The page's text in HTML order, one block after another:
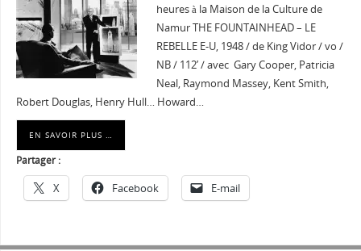
heures à la Maison de la Culture de
Namur THE FOUNTAINHEAD – LE
REBELLE E-U, 1948 / de King Vidor / vo /
NB / 112’ / avec Gary Cooper, Patricia
Neal, Raymond Massey, Kent Smith,
Robert Douglas, Henry Hull… Howard…
EN SAVOIR PLUS …
Partager :
X Facebook E-mail